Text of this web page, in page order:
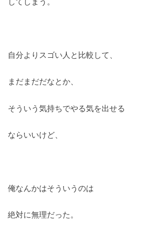
自分よりスゴい人と比較して、
まだまだだなとか、
そういう気持ちでやる気を出せる
ならいいけど、
俺なんかはそういうのは
絶対に無理だった。